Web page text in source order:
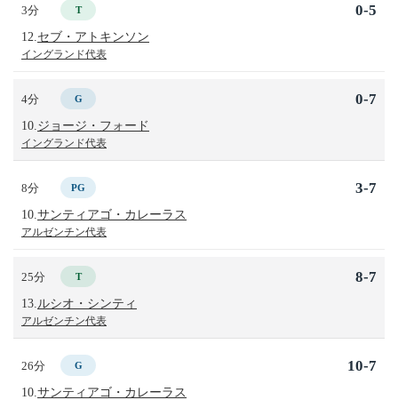
3分 T
12. セブ・アトキンソン
イングランド代表
0-5
4分 G
10. ジョージ・フォード
イングランド代表
0-7
8分 PG
10. サンティアゴ・カレーラス
アルゼンチン代表
3-7
25分 T
13. ルシオ・シンティ
アルゼンチン代表
8-7
26分 G
10. サンティアゴ・カレーラス
10-7